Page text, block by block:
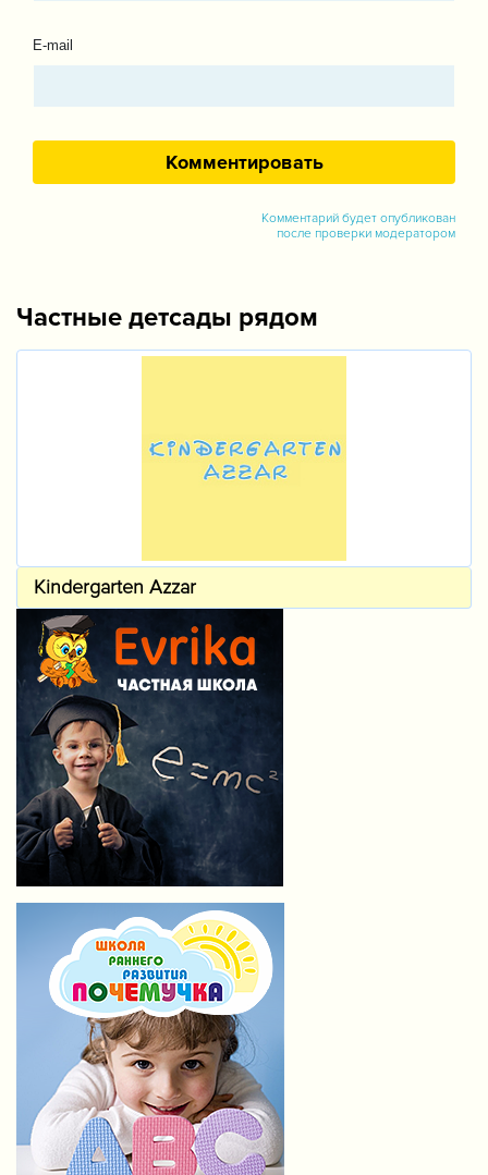
E-mail
Комментарий будет опубликован
после проверки модератором
Частные детсады рядом
Kindergarten Azzar